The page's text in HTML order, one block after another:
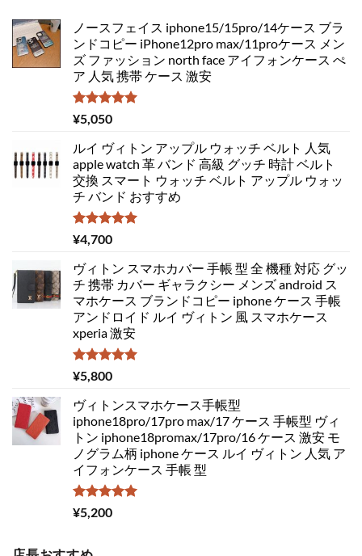
ノースフェイス iphone15/15pro/14ケース ブラ
ンドコピー iPhone12pro max/11proケース メン
ズ ファッション north face アイフォンケース ぺ
ア 人気 携帯 ケース 激安
5段階中
5.00
¥5,050
ルイ ヴィトン アップル ウォッチ ベルト 人気
apple watch 革 バンド 高級 グッチ 時計 ベルト
交換 スマート ウォッチ ベルト アップル ウォッ
チ バンド おすすめ
5段階中
5.00
¥4,700
ヴィトン スマホカバー 手帳 型 全 機種 対応 グッ
チ 携帯 カバー ギャラクシー メンズ android ス
マホケース ブランドコピー iphone ケース 手帳
アンドロイド ルイ ヴィトン 風 スマホケース
xperia 激安
5段階中
5.00
¥5,800
ヴィトンスマホケース手帳型
iphone18pro/17pro max/17 ケース 手帳型 ヴィ
トン iphone18promax/17pro/16 ケース 激安 モ
ノグラム柄 iphone ケース ルイ ヴィトン 人気 ア
イフォンケース 手帳 型
5段階中
5.00
¥5,200